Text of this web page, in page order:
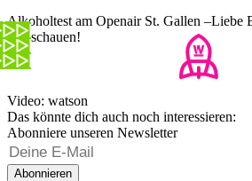
Alkoholtest am Openair St. Gallen –Liebe
wegschauen!
Video: watson
Das könnte dich auch noch interessieren:
Abonniere unseren Newsletter
Abonnieren